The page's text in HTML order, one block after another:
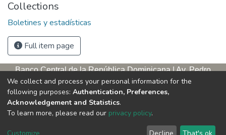
Collections
Boletines y estadísticas
Full item page
Banco Central de la República Dominicana | Av. Pedro
Henríquez Ureña, esq. Av. Leopoldo Navarro. Antigua sede,
tercer piso
Apartado postal, 1347 | Santo Domingo de Guzmán, D. N.,
República Dominicana | Teléfono: 809-221-9111 Exts.: 3653 y
We collect and process your personal information for the
following purposes: Authentication, Preferences,
Acknowledgement and Statistics.
To learn more, please read our privacy policy.